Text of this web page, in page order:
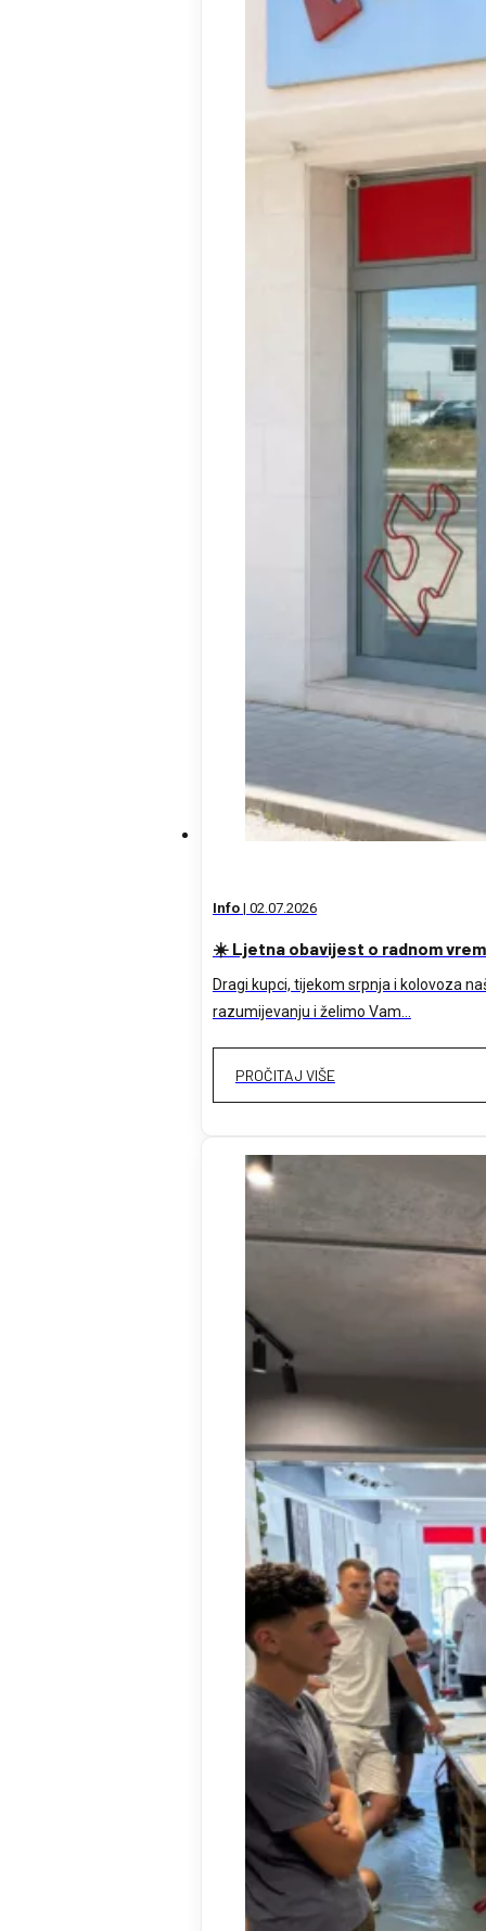
Info| 02.07.2026
☀️ Ljetna obavijest o radnom
Dragi kupci, tijekom srpnja i kolovoza
razumijevanju i želimo Vam…
PROČITAJ VIŠE